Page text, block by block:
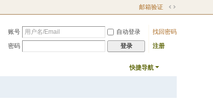
邮箱验证
切
到
账号 自动登录
找回密码
密码
登录 注册
快捷导航